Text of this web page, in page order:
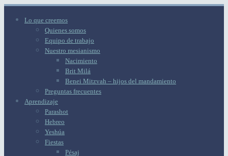
Lo que creemos
Quienes somos
Equipo de trabajo
Nuestro mesianismo
Nacimiento
Brit Milá
Benei Mitzvah – hijos del mandamiento
Preguntas frecuentes
Aprendizaje
Parashot
Hebreo
Yeshúa
Fiestas
Pésaj